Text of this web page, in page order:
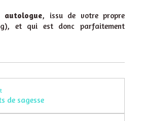
autologue, issu de votre propre
et qui est donc parfaitement
de sagesse